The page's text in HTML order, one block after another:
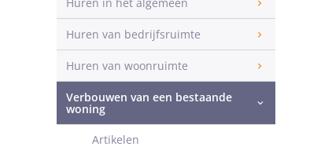
Huren van bedrijfsruimte
Huren van woonruimte
Verbouwen van een bestaande
woning
Artikelen